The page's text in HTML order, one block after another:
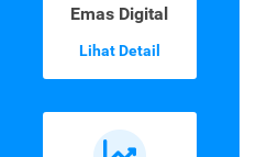
Emas Digital
Lihat Detail